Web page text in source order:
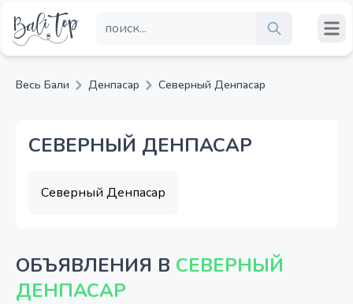
Весь Бали Денпасар Северный Денпасар
СЕВЕРНЫЙ ДЕНПАСАР
Северный Денпасар
ОБЪЯВЛЕНИЯ В СЕВЕРНЫЙ
ДЕНПАСАР